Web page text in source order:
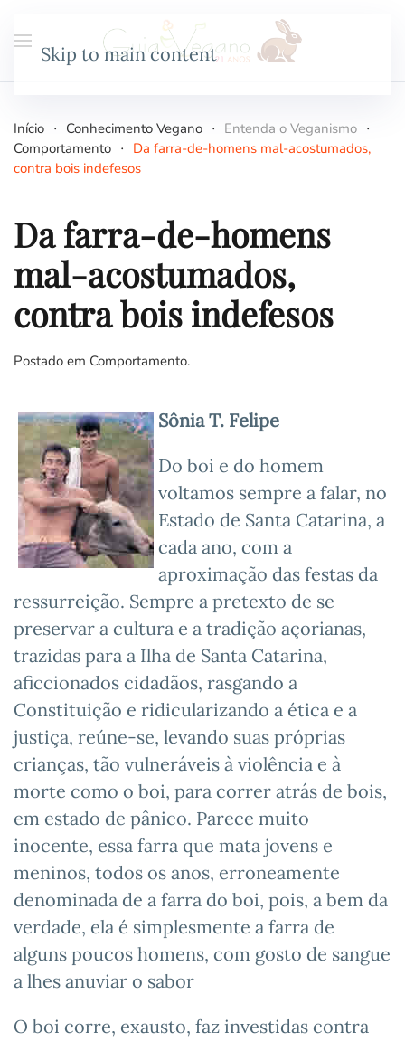
Skip to main content
Início Conhecimento Vegano
Entenda o Veganismo
Comportamento
Da farra-de-homens mal-acostumados,
contra bois indefesos
Da farra-de-homens
mal-acostumados,
contra bois indefesos
Postado em Comportamento.
Sônia T. Felipe
Do boi e do homem
voltamos sempre a falar, no
Estado de Santa Catarina, a
cada ano, com a
aproximação das festas da
ressurreição. Sempre a pretexto de se
preservar a cultura e a tradição açorianas,
trazidas para a Ilha de Santa Catarina,
aficcionados cidadãos, rasgando a
Constituição e ridicularizando a ética e a
justiça, reúne-se, levando suas próprias
crianças, tão vulneráveis à violência e à
morte como o boi, para correr atrás de bois,
em estado de pânico. Parece muito
inocente, essa farra que mata jovens e
meninos, todos os anos, erroneamente
denominada de a farra do boi, pois, a bem da
verdade, ela é simplesmente a farra de
alguns poucos homens, com gosto de sangue
a lhes anuviar o sabor
O boi corre, exausto, faz investidas contra